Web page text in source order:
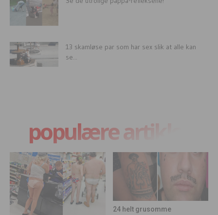
13 skamløse par som har sex slik at alle kan
se...
populære artikler
24 helt grusomme